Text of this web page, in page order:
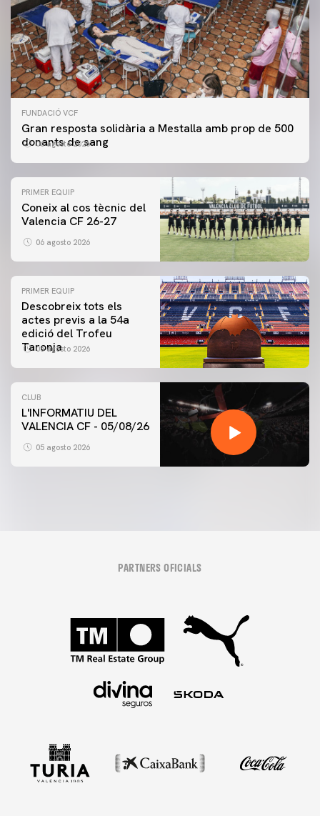
FUNDACIÓ VCF
Gran resposta solidària a Mestalla amb prop de 500
donants de sang
06 agosto 2026
PRIMER EQUIP
Coneix al cos tècnic del
Valencia CF 26-27
06 agosto 2026
PRIMER EQUIP
Descobreix tots els
actes previs a la 54a
edició del Trofeu
Taronja
06 agosto 2026
CLUB
L'INFORMATIU DEL
VALENCIA CF - 05/08/26
05 agosto 2026
PARTNERS OFICIALS